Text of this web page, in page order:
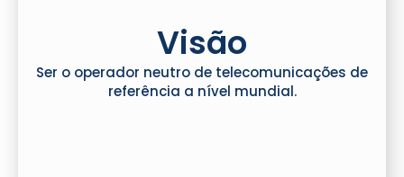
Visão
Ser o operador neutro de telecomunicações de
referência a nível mundial.